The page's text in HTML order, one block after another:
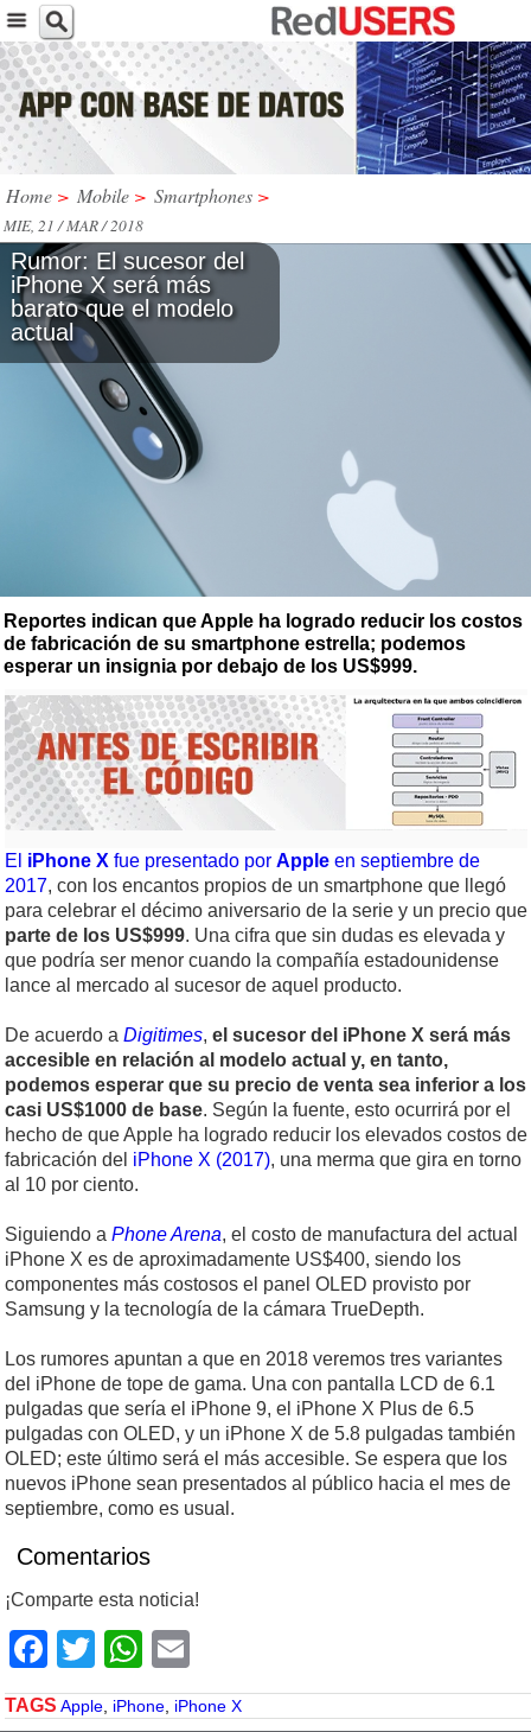
Home > Mobile > Smartphones >
MIE, 21 / MAR / 2018
Rumor: El sucesor del
iPhone X será más
barato que el modelo
actual
Reportes indican que Apple ha logrado reducir los costos
de fabricación de su smartphone estrella; podemos
esperar un insignia por debajo de los US$999.
El iPhone X fue presentado por Apple en septiembre de
2017, con los encantos propios de un smartphone que llegó
para celebrar el décimo aniversario de la serie y un precio que
parte de los US$999. Una cifra que sin dudas es elevada y
que podría ser menor cuando la compañía estadounidense
lance al mercado al sucesor de aquel producto.
De acuerdo a Digitimes, el sucesor del iPhone X será más
accesible en relación al modelo actual y, en tanto,
podemos esperar que su precio de venta sea inferior a los
casi US$1000 de base. Según la fuente, esto ocurrirá por el
hecho de que Apple ha logrado reducir los elevados costos de
fabricación del iPhone X (2017), una merma que gira en torno
al 10 por ciento.
Siguiendo a Phone Arena, el costo de manufactura del actual
iPhone X es de aproximadamente US$400, siendo los
componentes más costosos el panel OLED provisto por
Samsung y la tecnología de la cámara TrueDepth.
Los rumores apuntan a que en 2018 veremos tres variantes
del iPhone de tope de gama. Una con pantalla LCD de 6.1
pulgadas que sería el iPhone 9, el iPhone X Plus de 6.5
pulgadas con OLED, y un iPhone X de 5.8 pulgadas también
OLED; este último será el más accesible. Se espera que los
nuevos iPhone sean presentados al público hacia el mes de
septiembre, como es usual.
Comentarios
¡Comparte esta noticia!
Facebook
TwitterWhatsApp
TAGS Apple iPhone iPhone X